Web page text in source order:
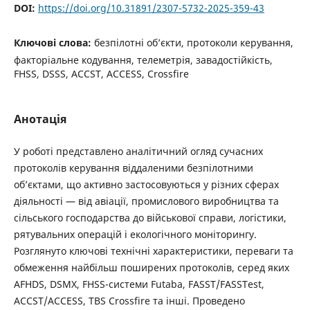
DOI: https://doi.org/10.31891/2307-5732-2025-359-43
Ключові слова: безпілотні об’єкти, протоколи керування,
факторіальне кодування, телеметрія, завадостійкість,
FHSS, DSSS, ACCST, ACCESS, Crossfire
Анотація
У роботі представлено аналітичний огляд сучасних
протоколів керування віддаленими безпілотними
об’єктами, що активно застосовуються у різних сферах
діяльності — від авіації, промислового виробництва та
сільського господарства до військової справи, логістики,
рятувальних операцій і екологічного моніторингу.
Розглянуто ключові технічні характеристики, переваги та
обмеження найбільш поширених протоколів, серед яких
AFHDS, DSMX, FHSS-системи Futaba, FASST/FASSTest,
ACCST/ACCESS, TBS Crossfire та інші. Проведено